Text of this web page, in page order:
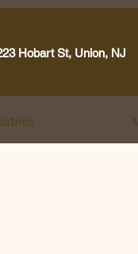
Hobart St, Union, NJ